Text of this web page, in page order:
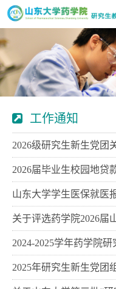
工作通知
2026级研究生新生党团
2026届毕业生校园地贷
山东大学学生医保就医
关于评选药学院2026届
2024-2025学年药学院
2025年研究生新生党团